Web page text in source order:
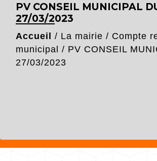
PV CONSEIL MUNICIPAL
27/03/2023
Accueil / La mairie / Compte
municipal / PV CONSEIL
27/03/2023